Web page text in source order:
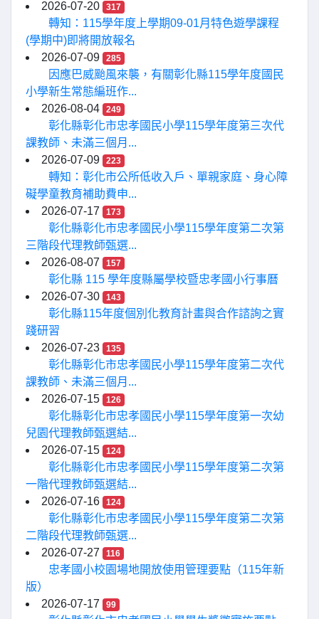
2026-07-20
317
轉知：115學年度上學期09-01月特色遊學課程
(學期中)即將開放報名
2026-07-09
285
因應巴威颱風來襲，有關彰化縣115學年度國民
小學新生常態編班作...
2026-08-04
249
彰化縣彰化市忠孝國民小學115學年度第三次代
課教師、未滿三個月...
2026-07-09
223
轉知：彰化市公所低收入戶、單親家庭、身心障
礙學童教育補助費申...
2026-07-17
173
彰化縣彰化市忠孝國民小學115學年度第二次第
三階段代理教師甄選...
2026-08-07
157
彰化縣 115 學年度縣屬學校暨忠孝國小行事曆
2026-07-30
143
彰化縣115年度個別化教育計畫與合作諮詢之實
踐研習
2026-07-23
135
彰化縣彰化市忠孝國民小學115學年度第二次代
課教師、未滿三個月...
2026-07-15
126
彰化縣彰化市忠孝國民小學115學年度第一次幼
兒園代理教師甄選結...
2026-07-15
124
彰化縣彰化市忠孝國民小學115學年度第二次第
一階代理教師甄選結...
2026-07-16
124
彰化縣彰化市忠孝國民小學115學年度第二次第
二階段代理教師甄選...
2026-07-27
116
忠孝國小校園場地開放使用管理要點（115年新
版）
2026-07-17
99